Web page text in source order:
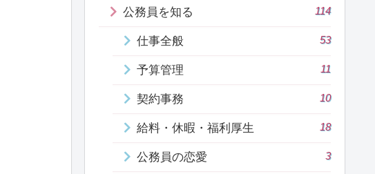
公務員を知る 114
仕事全般 53
予算管理 11
契約事務 10
給料・休暇・福利厚生 18
公務員の恋愛 3